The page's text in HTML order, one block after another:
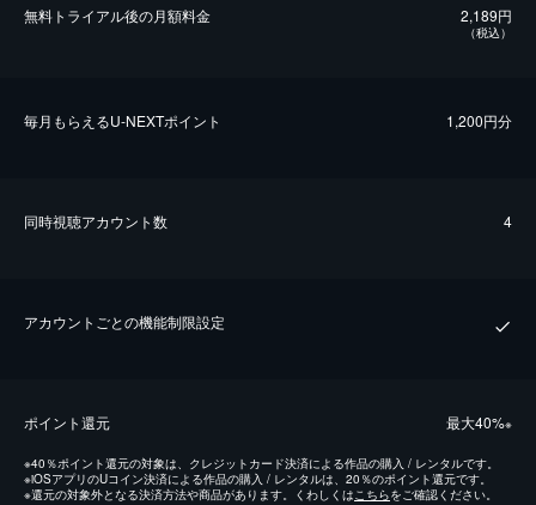
無料トライアル後の⽉額料金 2,189円
（税込）
毎⽉もらえるU-NEXTポイント 1,200円分
同時視聴アカウント数 4
アカウントごとの機能制限設定
ポイント還元 最⼤40%※
※40％ポイント還元の対象は、クレジットカード決済による作品の購入 / レンタルです。
※iOSアプリのUコイン決済による作品の購入 / レンタルは、20％のポイント還元です。
※還元の対象外となる決済方法や商品があります。くわしくはこちらをご確認ください。